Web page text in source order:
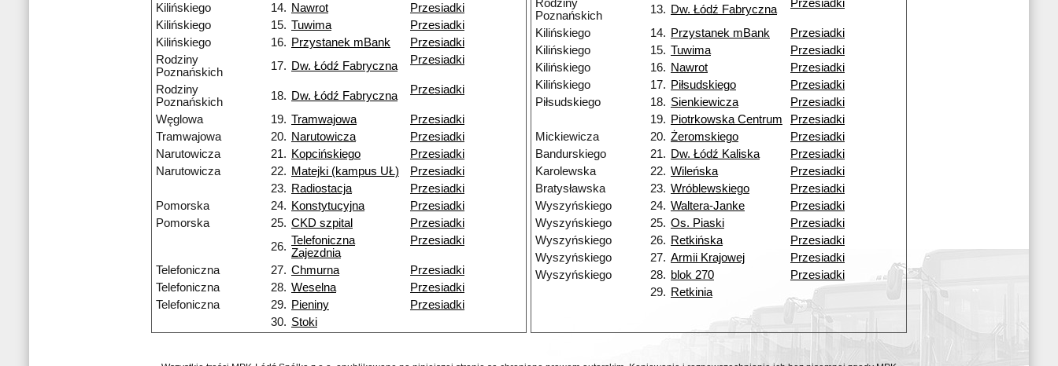
Kilińskiego
14. Nawrot
Przesiadki
Kilińskiego
15. Tuwima
Przesiadki
Kilińskiego
16. Przystanek mBank
Przesiadki
Rodziny
Poznańskich
17. Dw. Łódź Fabryczna Przesiadki
Rodziny
Poznańskich
18. Dw. Łódź Fabryczna Przesiadki
Węglowa 19. Tramwajowa
Przesiadki
Tramwajowa
20. Narutowicza
Przesiadki
Narutowicza
21. Kopcińskiego
Przesiadki
Narutowicza
22. Matejki (kampus UŁ)
Przesiadki
23. Radiostacja
Przesiadki
Pomorska
24. Konstytucyjna
Przesiadki
Pomorska
25. CKD szpital
Przesiadki
26. Telefoniczna
Zajezdnia
Przesiadki
Telefoniczna 27. Chmurna
Przesiadki
Telefoniczna
28. Weselna
Przesiadki
Telefoniczna
29. Pieniny
Przesiadki
30. Stoki
Rodziny
Poznańskich
13. Dw. Łódź Fabryczna Przesiadki
Kilińskiego 14. Przystanek mBank
Przesiadki
Kilińskiego
15. Tuwima
Przesiadki
Kilińskiego
16. Nawrot
Przesiadki
Kilińskiego
17. Piłsudskiego
Przesiadki
Piłsudskiego
18. Sienkiewicza
Przesiadki
19. Piotrkowska Centrum
Przesiadki
Mickiewicza
20. Żeromskiego
Przesiadki
Bandurskiego
21. Dw. Łódź Kaliska
Przesiadki
Karolewska
22. Wileńska
Przesiadki
Bratysławska
23. Wróblewskiego
Przesiadki
Wyszyńskiego
24. Waltera-Janke
Przesiadki
Wyszyńskiego
25. Os. Piaski
Przesiadki
Wyszyńskiego
26. Retkińska
Przesiadki
Wyszyńskiego
27. Armii Krajowej
Przesiadki
Wyszyńskiego
28. blok 270
Przesiadki
29. Retkinia